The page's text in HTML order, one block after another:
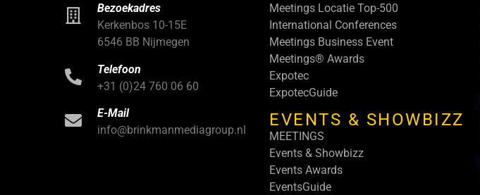
Bezoekadres
Kerkenbos 10-15E
6546 BB Nijmegen
Telefoon
+31 (0)24 760 06 60
E-Mail
info@brinkmanmediagroup.nl
Meetings Locatie Top-500
International Conferences
Meetings Business Event
Meetings® Awards
Expotec
ExpotecGuide
EVENTS & SHOWBIZZ
MEETINGS
Events & Showbizz
Events Awards
EventsGuide